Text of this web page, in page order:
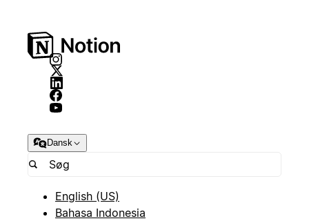
Dansk
English (US)
Bahasa Indonesia